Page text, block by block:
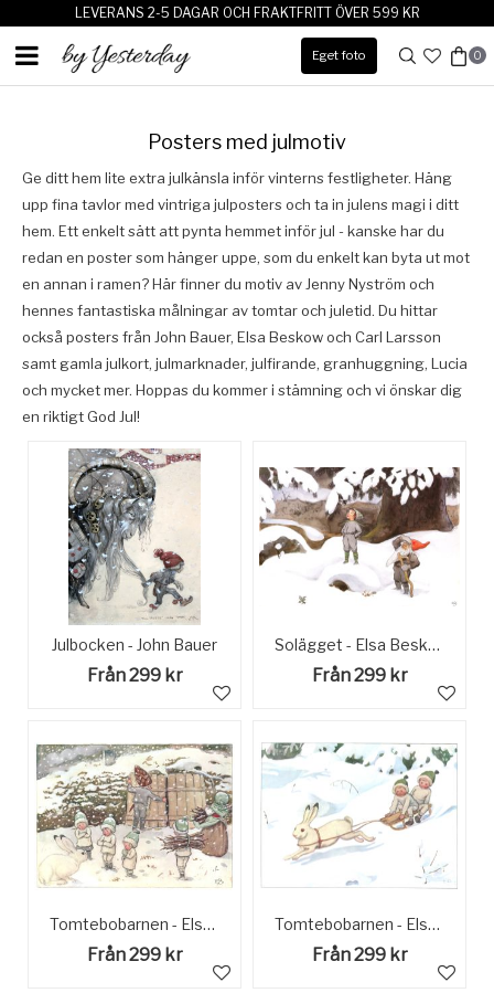
LEVERANS 2-5 DAGAR OCH FRAKTFRITT ÖVER 599 KR
Eget foto 0
Posters med julmotiv
Ge ditt hem lite extra julkänsla inför vinterns festligheter. Häng
upp fina tavlor med vintriga julposters och ta in julens magi i ditt
hem. Ett enkelt sätt att pynta hemmet inför jul - kanske har du
redan en poster som hänger uppe, som du enkelt kan byta ut mot
en annan i ramen? Här finner du motiv av Jenny Nyström och
hennes fantastiska målningar av tomtar och juletid. Du hittar
också posters från John Bauer, Elsa Beskow och Carl Larsson
samt gamla julkort, julmarknader, julfirande, granhuggning, Lucia
och mycket mer. Hoppas du kommer i stämning och vi önskar dig
en riktigt God Jul!
Julbocken - John Bauer
Från 299 kr
Solägget - Elsa Beskow
Från 299 kr
Tomtebobarnen - Elsa Beskow
Från 299 kr
Tomtebobarnen - Elsa Beskow
Från 299 kr